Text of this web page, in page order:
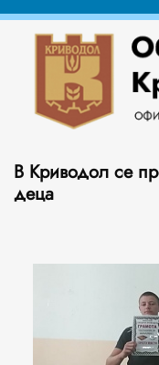
В Криводол се
деца